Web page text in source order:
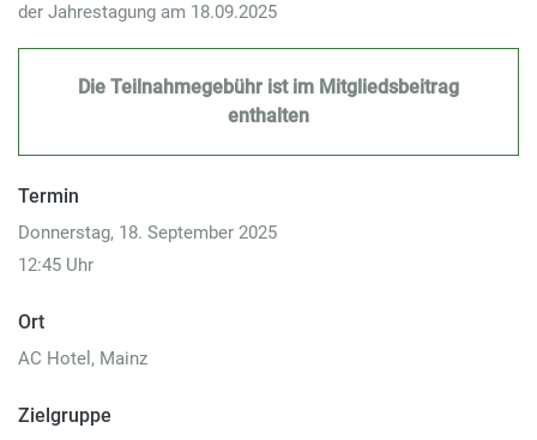
der Jahrestagung am 18.09.2025
Die Teilnahmegebühr ist im Mitgliedsbeitrag
enthalten
Termin
Donnerstag, 18. September 2025
12:45 Uhr
Ort
AC Hotel, Mainz
Zielgruppe